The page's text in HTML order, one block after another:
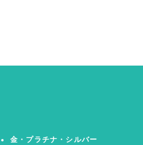
金・プラチナ・シルバー